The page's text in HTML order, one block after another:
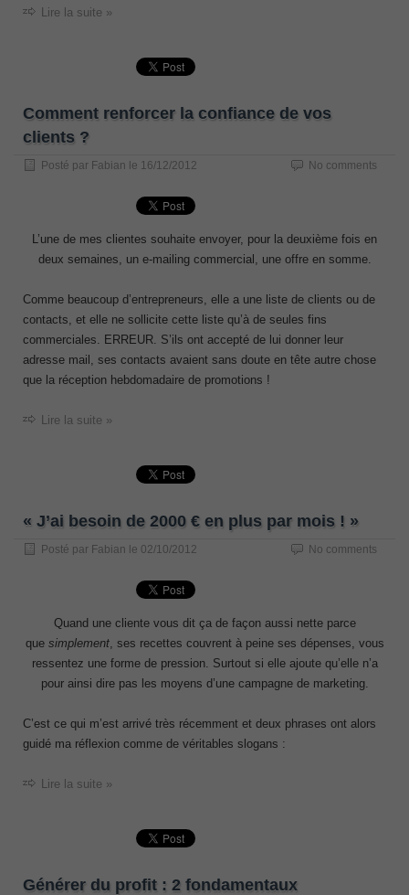
Lire la suite »
Comment renforcer la confiance de vos
clients ?
Posté par Fabian le 16/12/2012 No comments
L’une de mes clientes souhaite envoyer, pour la deuxième fois en
deux semaines, un e-mailing commercial, une offre en somme.
Comme beaucoup d’entrepreneurs, elle a une liste de clients ou de
contacts, et elle ne sollicite cette liste qu’à de seules fins
commerciales. ERREUR. S’ils ont accepté de lui donner leur
adresse mail, ses contacts avaient sans doute en tête autre chose
que la réception hebdomadaire de promotions !
Lire la suite »
« J’ai besoin de 2000 € en plus par mois ! »
Posté par Fabian le 02/10/2012 No comments
Quand une cliente vous dit ça de façon aussi nette parce
que simplement, ses recettes couvrent à peine ses dépenses, vous
ressentez une forme de pression. Surtout si elle ajoute qu’elle n’a
pour ainsi dire pas les moyens d’une campagne de marketing.
C’est ce qui m’est arrivé très récemment et deux phrases ont alors
guidé ma réflexion comme de véritables slogans :
Lire la suite »
Générer du profit : 2 fondamentaux